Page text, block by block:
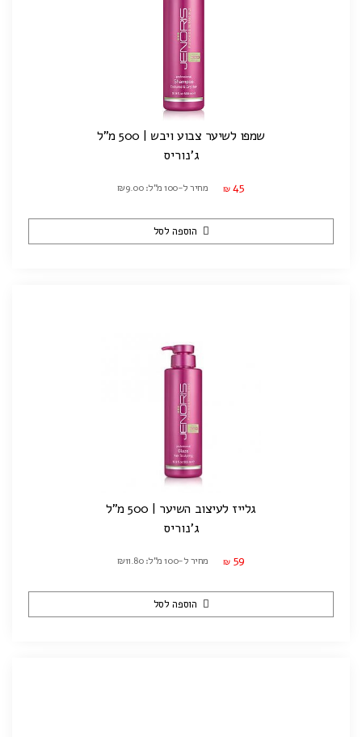
שמפו לשיער צבוע ויבש | 500 מ"ל
ג'נוריס
₪ 45 מחיר ל-100 מ"ל: ₪9.00
הוספה לסל
גלייז לעיצוב השיער | 500 מ"ל
ג'נוריס
₪ 59 מחיר ל-100 מ"ל: ₪11.80
הוספה לסל